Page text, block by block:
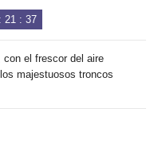
21 : 37
con el frescor del aire
majestuosos troncos